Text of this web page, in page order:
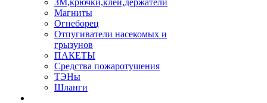
ЗМ,крючки,клей,держатели
Магниты
Огнеборец
Отпугиватели насекомых и
грызунов
ПАКЕТЫ
Средства пожаротушения
ТЭНы
Шланги